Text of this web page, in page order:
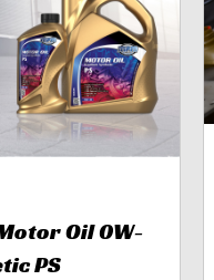
Oil 0W-
PS